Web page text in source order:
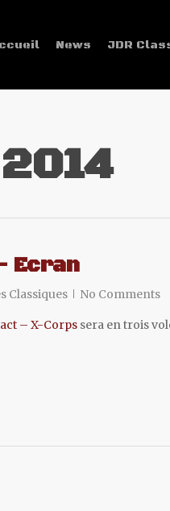
News JDR
Ecran
Classiques No Comments
– X-Corps sera en trois